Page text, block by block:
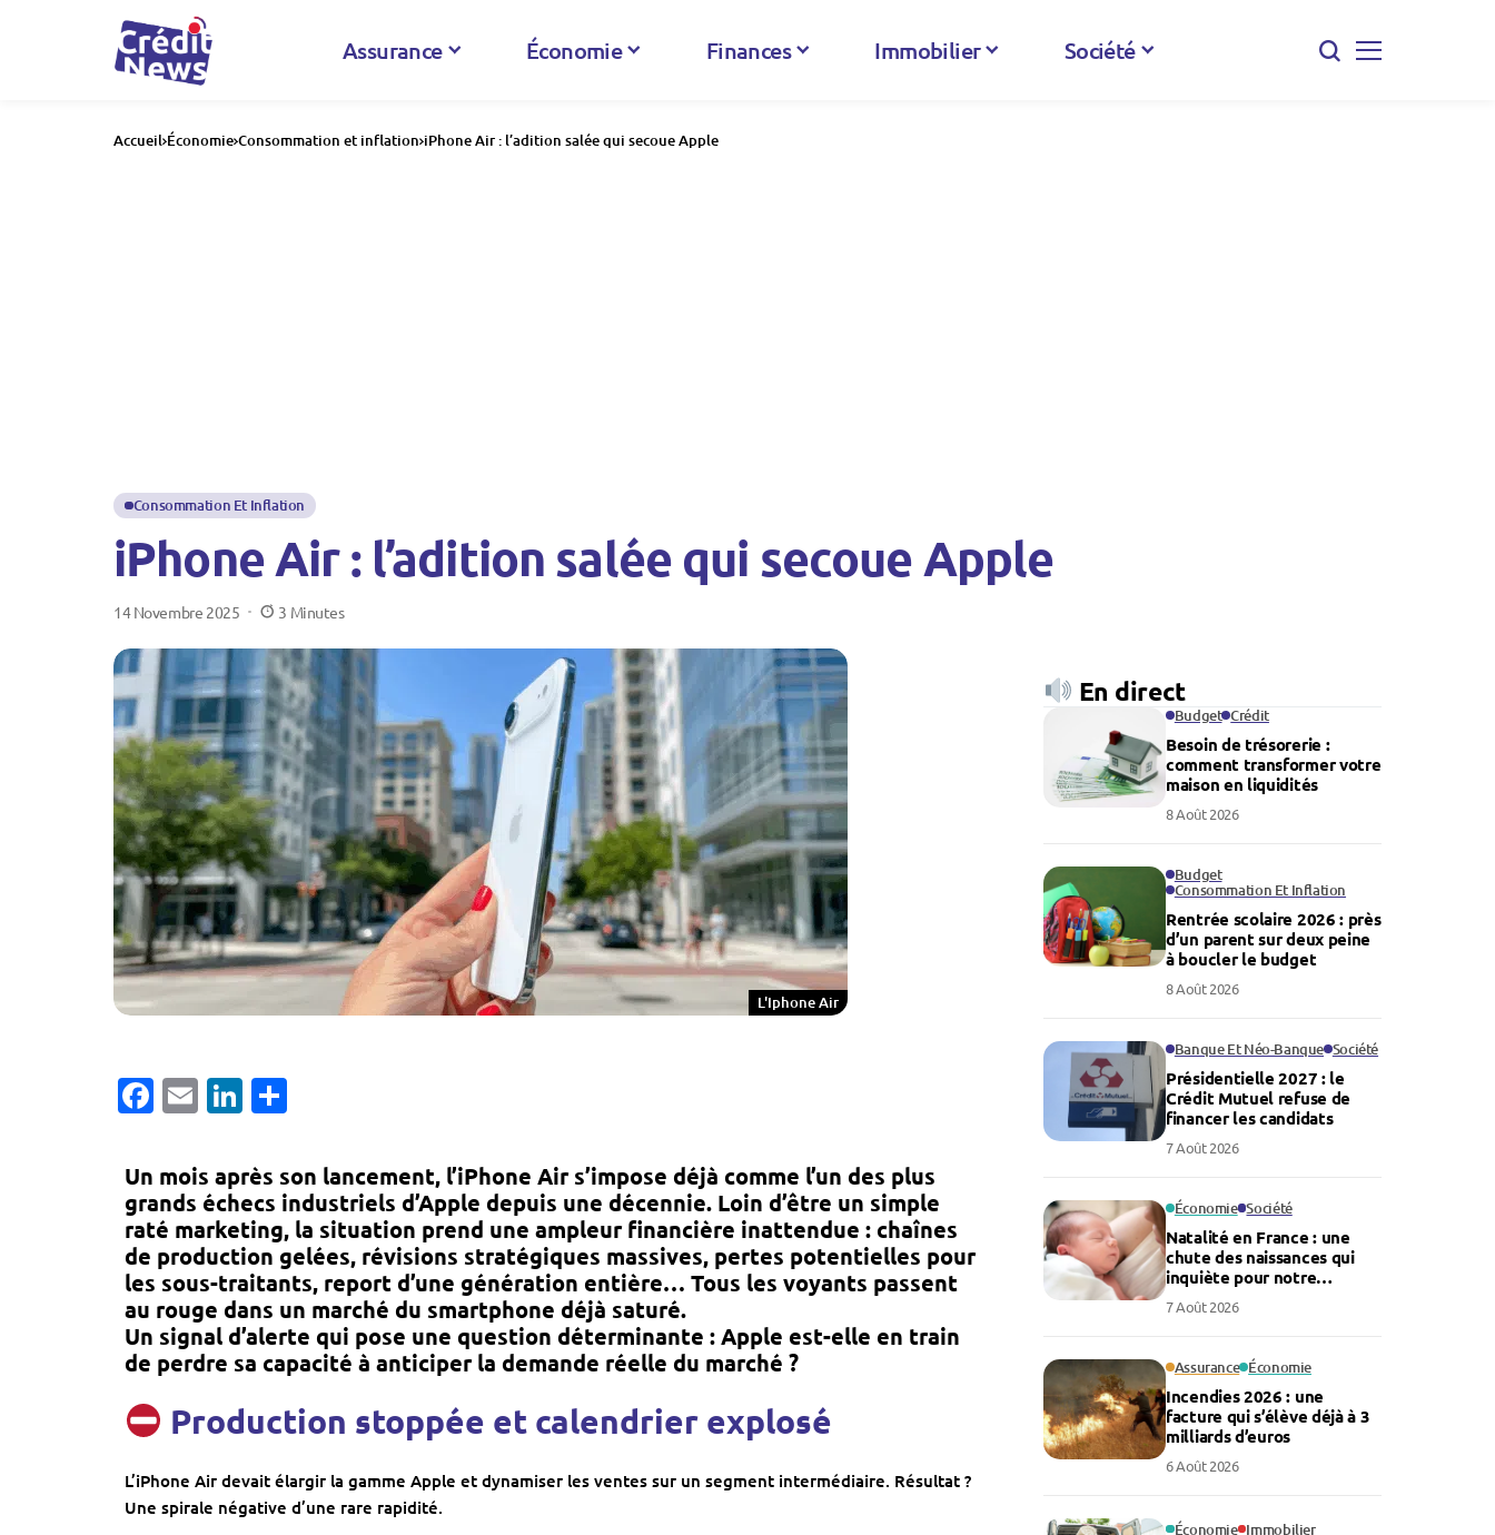
Assurance Économie Finances Immobilier Société
Accueil Économie Consommation et inflation iPhone Air : l’adition salée qui secoue Apple
Consommation Et Inflation
iPhone Air : l’adition salée qui secoue Apple
14 Novembre 2025 3 Minutes
L'Iphone Air
Facebook
EmailLinkedIn
Un mois après son lancement, l’iPhone Air s’impose déjà comme l’un des plus
grands échecs industriels d’Apple depuis une décennie. Loin d’être un simple
raté marketing, la situation prend une ampleur financière inattendue : chaînes
de production gelées, révisions stratégiques massives, pertes potentielles pour
les sous-traitants, report d’une génération entière… Tous les voyants passent
au rouge dans un marché du smartphone déjà saturé.
Un signal d’alerte qui pose une question déterminante : Apple est-elle en train
de perdre sa capacité à anticiper la demande réelle du marché ?
Production stoppée et calendrier explosé
L’iPhone Air devait élargir la gamme Apple et dynamiser les ventes sur un segment intermédiaire. Résultat ?
Une spirale négative d’une rare rapidité.
En direct
Budget Crédit
Besoin de trésorerie :
comment transformer votre
maison en liquidités
8 Août 2026
Budget
Consommation Et Inflation
Rentrée scolaire 2026 : près
d’un parent sur deux peine
à boucler le budget
8 Août 2026
Banque Et Néo-Banque Société
Présidentielle 2027 : le
Crédit Mutuel refuse de
financer les candidats
7 Août 2026
Économie Société
Natalité en France : une
chute des naissances qui
inquiète pour notre
économie
7 Août 2026
Assurance Économie
Incendies 2026 : une
facture qui s’élève déjà à 3
milliards d’euros
6 Août 2026
Économie Immobilier